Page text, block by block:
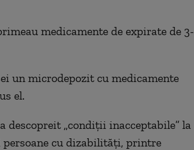
medicamente de expirate de 3-
un microdepozit cu medicamente
el.
a descopreit „condiţii inacceptabile” la
cu dizabilităţi, printre